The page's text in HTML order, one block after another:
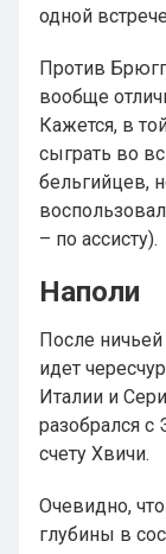
одной
Против
вообще
Кажется, в
сыграть во
бельгийцев,
– по ассисту).
Наполи
После
идет
Италии и
разобрался
счету Хвичи.
Очевидно,
глубины в